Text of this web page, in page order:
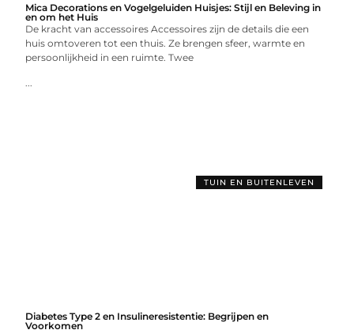
Mica Decorations en Vogelgeluiden Huisjes: Stijl en Beleving in
en om het Huis
De kracht van accessoires Accessoires zijn de details die een
huis omtoveren tot een thuis. Ze brengen sfeer, warmte en
persoonlijkheid in een ruimte. Twee
...
TUIN EN BUITENLEVEN
Diabetes Type 2 en Insulineresistentie: Begrijpen en
Voorkomen